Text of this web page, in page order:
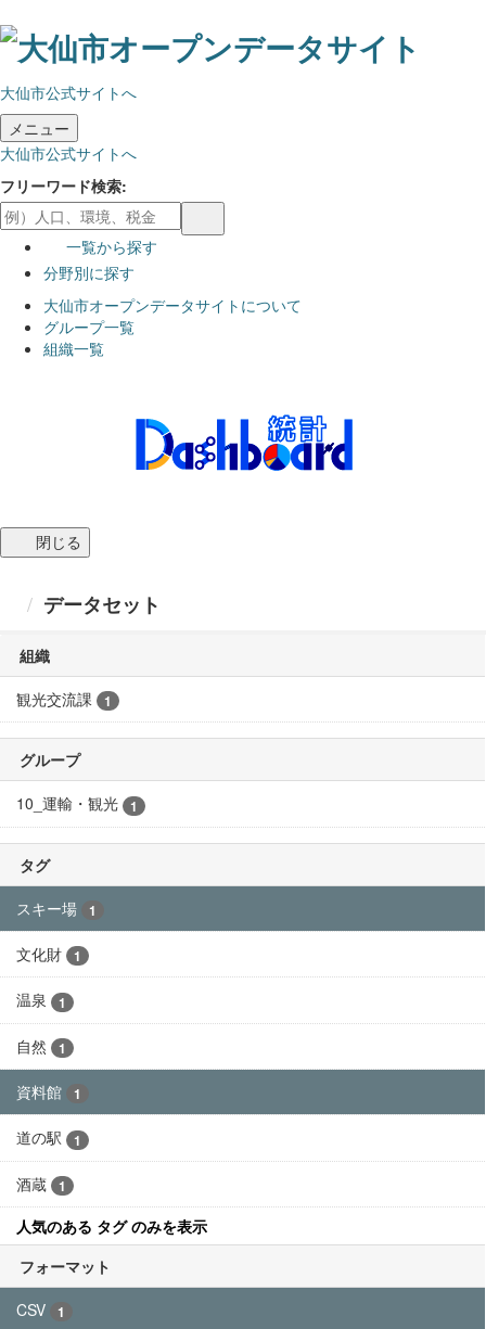
ス
プ
し
て
内
容
へ
大仙市公式サイトへ
メニュー
大仙市公式サイトへ
フリーワード検索
一覧から探す
分野別に探す
大仙市オープンデータサイトについて
グループ一覧
組織一覧
閉じる
データセット
組織
観光交流課
1
グループ
10_運輸・観光
1
タグ
スキー場
1
文化財 1
温泉 1
自然 1
資料館 1
道の駅 1
酒蔵 1
人気のある タグ のみを表示
フォーマット
CSV
1